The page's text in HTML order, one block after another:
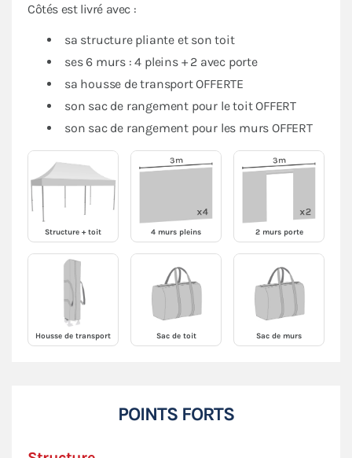
Côtés est livré avec :
sa structure pliante et son toit
ses 6 murs : 4 pleins + 2 avec porte
sa housse de transport OFFERTE
son sac de rangement pour le toit OFFERT
son sac de rangement pour les murs OFFERT
Structure + toit 4 murs pleins 2 murs porte
Housse de transport Sac de toit Sac de murs
POINTS FORTS